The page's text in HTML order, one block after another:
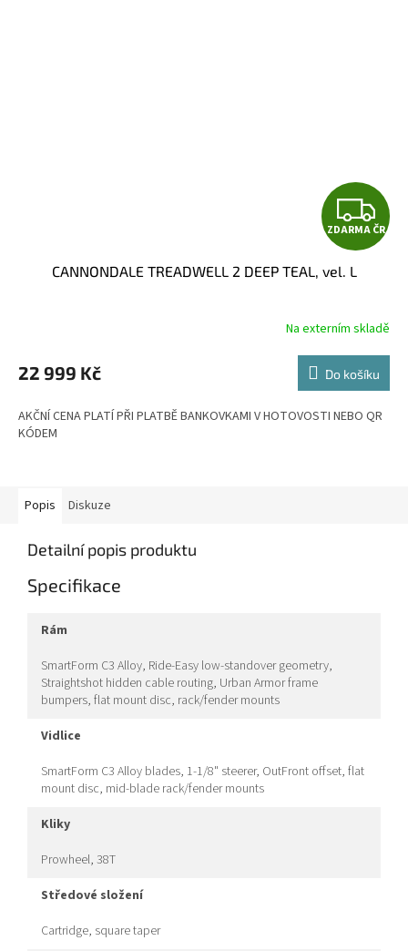
Z
D
R
M
A
ZDARMA ČR
CANNONDALE TREADWELL 2 DEEP TEAL, vel. L
Na externím skladě
22 999 Kč Do košíku
AKČNÍ CENA PLATÍ PŘI PLATBĚ BANKOVKAMI V HOTOVOSTI NEBO QR
KÓDEM
Popis Diskuze
Detailní popis produktu
Specifikace
rám
SmartForm C3 Alloy, Ride-Easy low-standover geometry,
Straightshot hidden cable routing, Urban Armor frame
bumpers, flat mount disc, rack/fender mounts
vidlice
SmartForm C3 Alloy blades, 1-1/8" steerer, OutFront offset, flat
mount disc, mid-blade rack/fender mounts
kliky
Prowheel, 38T
středové složení
Cartridge, square taper